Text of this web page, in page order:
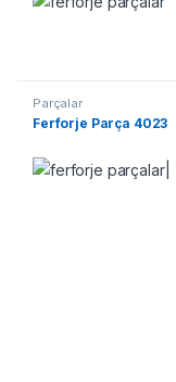
Parçalar
Ferforje Parça 4023